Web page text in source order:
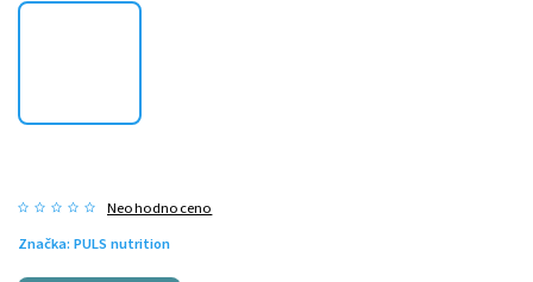
Neohodnoceno
Značka: PULS nutrition